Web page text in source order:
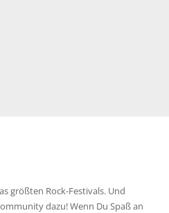
größten Rock-Festivals. Und
dazu! Wenn Du Spaß an